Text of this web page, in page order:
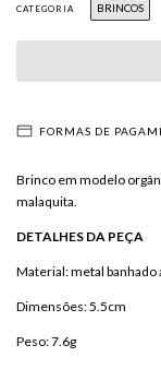
CATEGORIA BRINCOS
FORMAS DE
Brinco em modelo
malaquita.
DETALHES DA PEÇA
Material: metal banhado
Dimensões: 5.5cm
Peso: 7.6g